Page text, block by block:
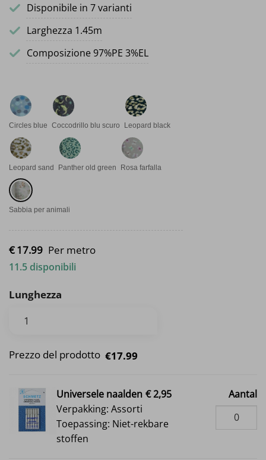
Disponibile in 7 varianti
Larghezza 1.45m
Composizione 97%PE 3%EL
Circles blue Coccodrillo blu scuro Leopard black
Leopard sand Panther old green Rosa farfalla
Sabbia per animali
€17.99 Per metro
11.5 disponibili
Lunghezza
Prezzo del prodotto €17.99
Universele naalden € 2,95
Verpakking: Assorti
Toepassing: Niet-rekbare
stoffen
Aantal